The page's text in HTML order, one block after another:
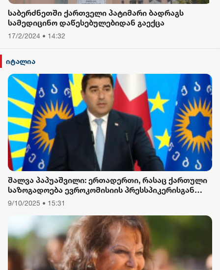
საბერძნეთში ქართველი პატიმარი ბადრაგს
სამედიცინო დაწესებულებიდან გაექცა
17/2/2024 • 14:32
იტალია
შალვა პაპუაშვილი: ერთადერთი, რასაც ქართული
საზოგადოება ევროკომისიის პრესსპიკერისგან
მოელის, არის ბოდიში ხელისუფლების დამხობის
9/10/2025 • 15:31